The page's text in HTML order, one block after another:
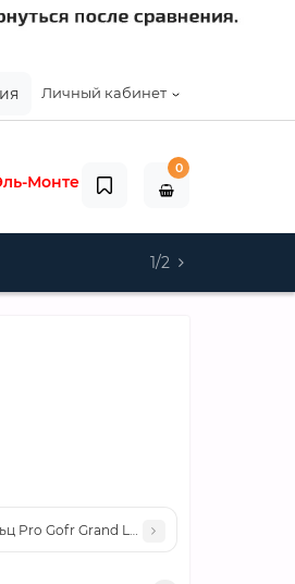
Личный кабинет
Монте
0
1/2
на замках RAL 7024 мокрый
Pro Gofr Grand Line 0,45 Drap с пленкой